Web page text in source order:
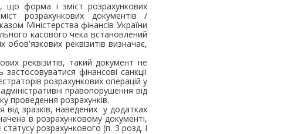
що форма і зміст розрахункових
розрахункових документів /
Міністерства фінансів України
касового чека встановлений
обов'язкових реквізитів визначає,
реквізитів, такий документ не
фінансові санкції
розрахункових операцій у
правопорушення від
проведення розрахунків.
від зразків, наведених у додатках
в розрахунковому документі,
розрахункового (п. 3 розд. І